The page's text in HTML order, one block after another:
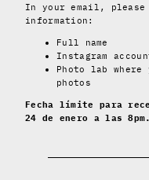
In your email,
information:
Full name
Instagram
Photo lab where
photos
Fecha límite para
24 de enero a las 8pm.